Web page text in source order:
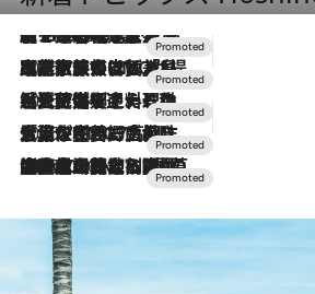
2026.8.7
【トンボの足水浴】ヒノキの香りに包まれて涼感マックス！約13℃の湧水かけ流しを避暑地「星野温泉 トンボの湯」で体験
2026.7.31
【ホテル帰省】という選択肢をOMOが提案。家族とほどよい距離を保つには「昼は実家、夜は気兼ねなくホテルで！」
2026.7.24
【夏限定ディナーコース】旬を迎える稚鮎や花ズッキーニなどをイタリア・トスカーナの郷土料理の手法で満喫！
2026.7.17
「土佐和ハーブかき氷」がOMO7高知に登場！生姜、山椒、大葉など目にも舌にも涼を呼ぶ郷土の味
2026.7.10
NEW OPEN！【界 草津】名湯の地に誕生。趣の異なる2種の温泉と上州ならではの会席・蕎麦割烹など美食を味わう究極の癒やし旅